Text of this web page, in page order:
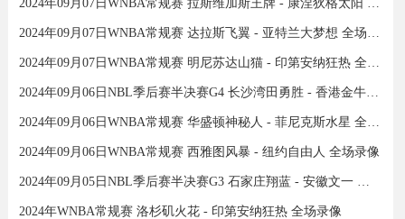
2024年09月07日WNBA常规赛 拉斯维加斯王牌 - 康涅狄格太阳 全场录像
2024年09月07日WNBA常规赛 达拉斯飞翼 - 亚特兰大梦想 全场录像
2024年09月07日WNBA常规赛 明尼苏达山猫 - 印第安纳狂热 全场录像
2024年09月06日NBL季后赛半决赛G4 长沙湾田勇胜 - 香港金牛 全场录像
2024年09月06日WNBA常规赛 华盛顿神秘人 - 菲尼克斯水星 全场录像
2024年09月06日WNBA常规赛 西雅图风暴 - 纽约自由人 全场录像
2024年09月05日NBL季后赛半决赛G3 石家庄翔蓝 - 安徽文一 全场录像
2024年WNBA常规赛 洛杉矶火花 - 印第安纳狂热 全场录像